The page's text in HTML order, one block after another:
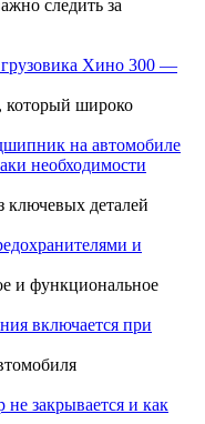
следить за
грузовика Хино 300 —
широко
на автомобиле
необходимости
деталей
и
и функциональное
включается при
закрывается и как